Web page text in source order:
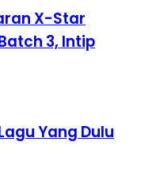
X-Star
3, Intip
Yang Dulu